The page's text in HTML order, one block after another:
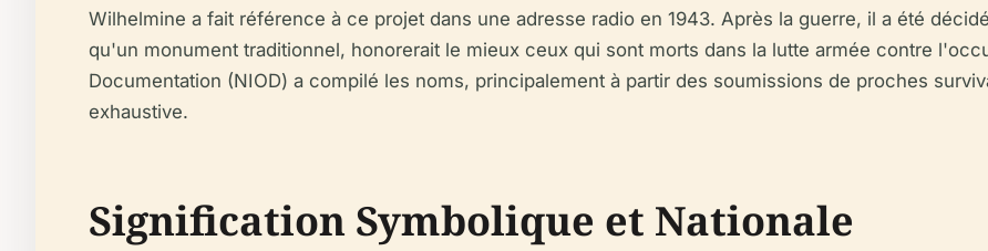
Wilhelmine a fait référence à ce projet dans une adresse radio en 1943. Après la guerre, il a été
qu'un monument traditionnel, honorerait le mieux ceux qui sont morts dans la lutte armée contre
Documentation (NIOD) a compilé les noms, principalement à partir des soumissions de proches
exhaustive.
Signification Symbolique et Nationale